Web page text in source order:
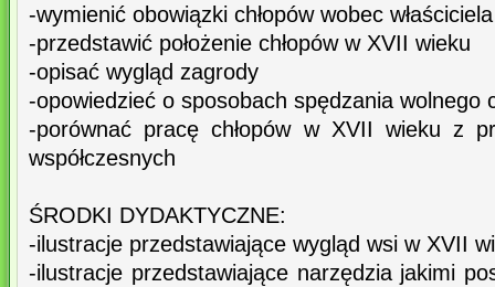
-wymienić obowiązki chłopów wobec
-przedstawić położenie chłopów w XVII wieku
-opisać wygląd zagrody
-opowiedzieć o sposobach spędzania wolnego
-porównać pracę chłopów w XVII wieku z
współczesnych
ŚRODKI DYDAKTYCZNE:
-ilustracje przedstawiające wygląd wsi w XVII
-ilustracje przedstawiające narzędzia jakimi